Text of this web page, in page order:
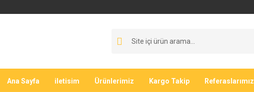
Ana Sayfa iletisim Ürünlerimiz Kargo Takip Referaslarımız